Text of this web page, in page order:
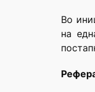
Во
на